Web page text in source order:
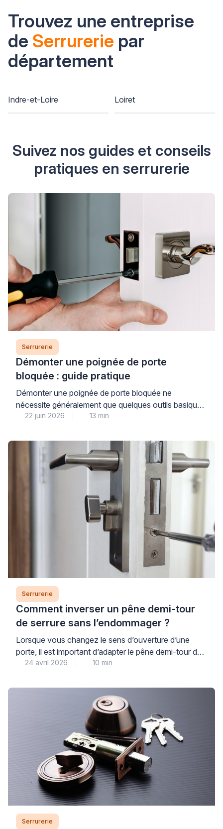
Trouvez une entreprise
de Serrurerie par
département
Indre-et-Loire Loiret
Suivez nos guides et conseils
pratiques en serrurerie
Serrurerie
Démonter une poignée de porte
bloquée : guide pratique
Démonter une poignée de porte bloquée ne
nécessite généralement que quelques outils basiques
et une méthode claire, à condition d’identifier
opération accessible permet souvent de résoudre un
dysfonctionnement mineur ou de remplacer un
élément défectueux, tout en sachant reconnaître les
situations où l’intervention d’un professionnel qualifié
22 juin 2026 13 min
Serrurerie
Comment inverser un pêne demi-tour
de serrure sans l’endommager ?
Lorsque vous changez le sens d’ouverture d’une
porte, il est important d’adapter le pêne demi-tour de
la serrure. Cette intervention rapide demande
mécanisme. Un professionnel qualifié peut réaliser
cette opération en quelques minutes. Vous pouvez
aussi le faire vous-même en suivant les bonnes
pratiques du secteur. Ce guide […]
24 avril 2026 10 min
Serrurerie